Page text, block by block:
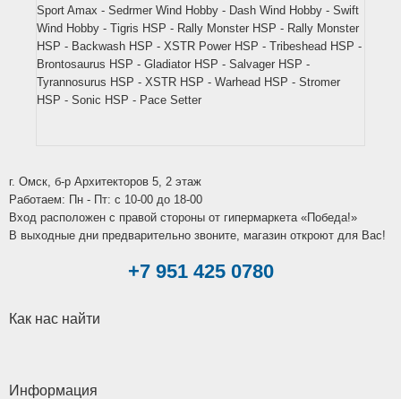
Sport Amax - Sedrmer Wind Hobby - Dash Wind Hobby - Swift
Wind Hobby - Tigris HSP - Rally Monster HSP - Rally Monster
HSP - Backwash HSP - XSTR Power HSP - Tribeshead HSP -
Brontosaurus HSP - Gladiator HSP - Salvager HSP -
Tyrannosurus HSP - XSTR HSP - Warhead HSP - Stromer
HSP - Sonic HSP - Pace Setter
г. Омск, б-р Архитекторов 5, 2 этаж
Работаем: Пн - Пт: c 10-00 до 18-00
Вход расположен с правой стороны от гипермаркета «Победа!»
В выходные дни предварительно звоните, магазин откроют для Вас!
+7 951 425 0780
Как нас найти
Информация